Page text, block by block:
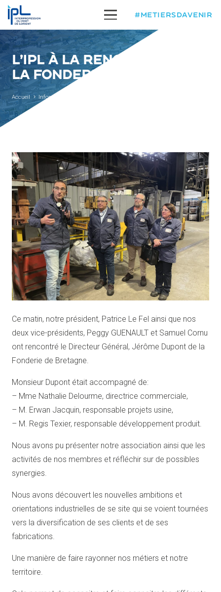
#METIERSDAVENIR
L’IPL À LA RENCONTRE DE
LA FONDERIE DE BRETAGNE
Accueil Infos
Ce matin, notre président, Patrice Le Fel ainsi que nos
deux vice-présidents, Peggy GUENAULT et Samuel Cornu
ont rencontré le Directeur Général, Jérôme Dupont de la
Fonderie de Bretagne.
Monsieur Dupont était accompagné de:
– Mme Nathalie Delourme, directrice commerciale,
– M. Erwan Jacquin, responsable projets usine,
– M. Regis Texier, responsable développement produit.
Nous avons pu présenter notre association ainsi que les
activités de nos membres et réfléchir sur de possibles
synergies.
Nous avons découvert les nouvelles ambitions et
orientations industrielles de se site qui se voient tournées
vers la diversification de ses clients et de ses
fabrications.
Une manière de faire rayonner nos métiers et notre
territoire.